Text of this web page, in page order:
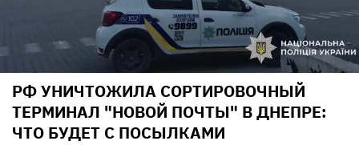
РФ УНИЧТОЖИЛА СОРТИРОВОЧНЫЙ
ТЕРМИНАЛ "НОВОЙ ПОЧТЫ" В ДНЕПРЕ:
ЧТО БУДЕТ С ПОСЫЛКАМИ